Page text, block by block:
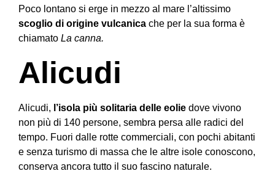
Poco lontano si erge in mezzo al mare l’altissimo
scoglio di origine vulcanica che per la sua forma è
chiamato La canna.
Alicudi
Alicudi, l’isola più solitaria delle eolie dove vivono
non più di 140 persone, sembra persa alle radici del
tempo. Fuori dalle rotte commerciali, con pochi abitanti
e senza turismo di massa che le altre isole conoscono,
conserva ancora tutto il suo fascino naturale.